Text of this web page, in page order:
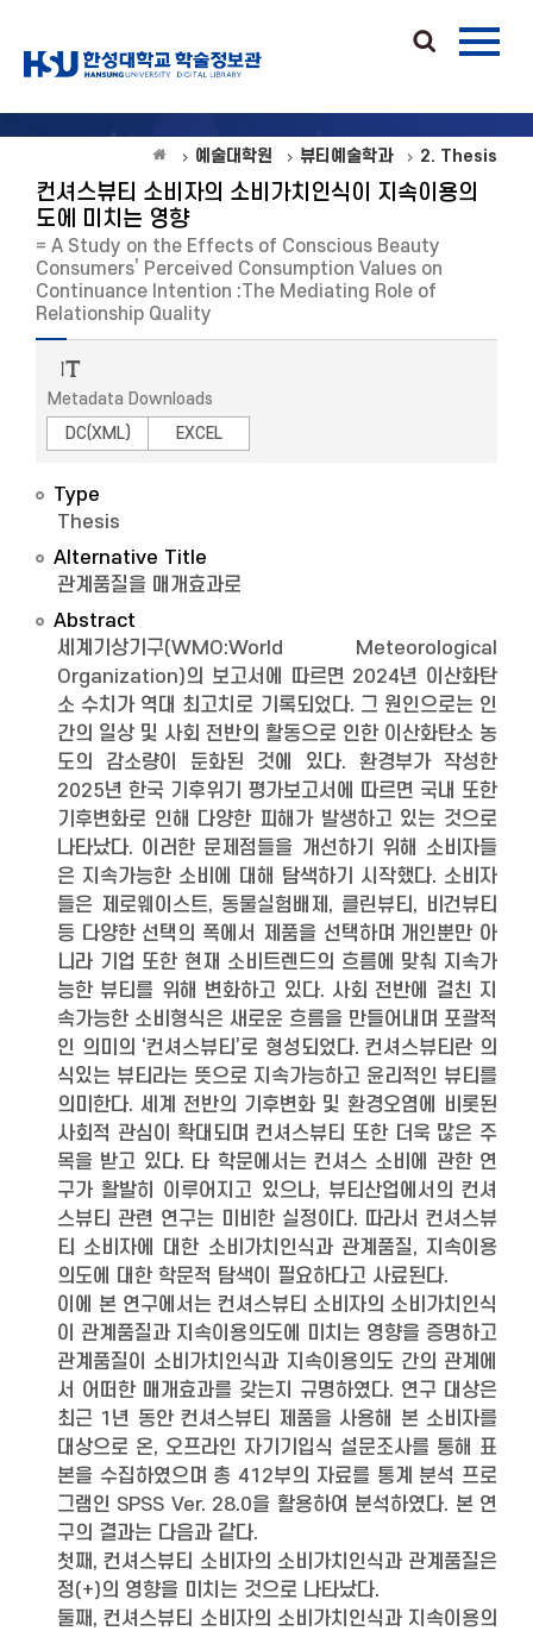
예술대학원 뷰티예술학과 2. Thesis
컨셔스뷰티 소비자의 소비가치인식이 지속이용의
도에 미치는 영향
= A Study on the Effects of Conscious Beauty
Consumers’ Perceived Consumption Values on
Continuance Intention :The Mediating Role of
Relationship Quality
Metadata Downloads
DC(XML)
EXCEL
Type
Thesis
Alternative Title
관계품질을 매개효과로
Abstract
세계기상기구(WMO:World Meteorological
Organization)의 보고서에 따르면 2024년 이산화탄
소 수치가 역대 최고치로 기록되었다. 그 원인으로는 인
간의 일상 및 사회 전반의 활동으로 인한 이산화탄소 농
도의 감소량이 둔화된 것에 있다. 환경부가 작성한
2025년 한국 기후위기 평가보고서에 따르면 국내 또한
기후변화로 인해 다양한 피해가 발생하고 있는 것으로
나타났다. 이러한 문제점들을 개선하기 위해 소비자들
은 지속가능한 소비에 대해 탐색하기 시작했다. 소비자
들은 제로웨이스트, 동물실험배제, 클린뷰티, 비건뷰티
등 다양한 선택의 폭에서 제품을 선택하며 개인뿐만 아
니라 기업 또한 현재 소비트렌드의 흐름에 맞춰 지속가
능한 뷰티를 위해 변화하고 있다. 사회 전반에 걸친 지
속가능한 소비형식은 새로운 흐름을 만들어내며 포괄적
인 의미의 ‘컨셔스뷰티’로 형성되었다. 컨셔스뷰티란 의
식있는 뷰티라는 뜻으로 지속가능하고 윤리적인 뷰티를
의미한다. 세계 전반의 기후변화 및 환경오염에 비롯된
사회적 관심이 확대되며 컨셔스뷰티 또한 더욱 많은 주
목을 받고 있다. 타 학문에서는 컨셔스 소비에 관한 연
구가 활발히 이루어지고 있으나, 뷰티산업에서의 컨셔
스뷰티 관련 연구는 미비한 실정이다. 따라서 컨셔스뷰
티 소비자에 대한 소비가치인식과 관계품질, 지속이용
의도에 대한 학문적 탐색이 필요하다고 사료된다.
이에 본 연구에서는 컨셔스뷰티 소비자의 소비가치인식
이 관계품질과 지속이용의도에 미치는 영향을 증명하고
관계품질이 소비가치인식과 지속이용의도 간의 관계에
서 어떠한 매개효과를 갖는지 규명하였다. 연구 대상은
최근 1년 동안 컨셔스뷰티 제품을 사용해 본 소비자를
대상으로 온, 오프라인 자기기입식 설문조사를 통해 표
본을 수집하였으며 총 412부의 자료를 통계 분석 프로
그램인 SPSS Ver. 28.0을 활용하여 분석하였다. 본 연
구의 결과는 다음과 같다.
첫째, 컨셔스뷰티 소비자의 소비가치인식과 관계품질은
정(+)의 영향을 미치는 것으로 나타났다.
둘째, 컨셔스뷰티 소비자의 소비가치인식과 지속이용의